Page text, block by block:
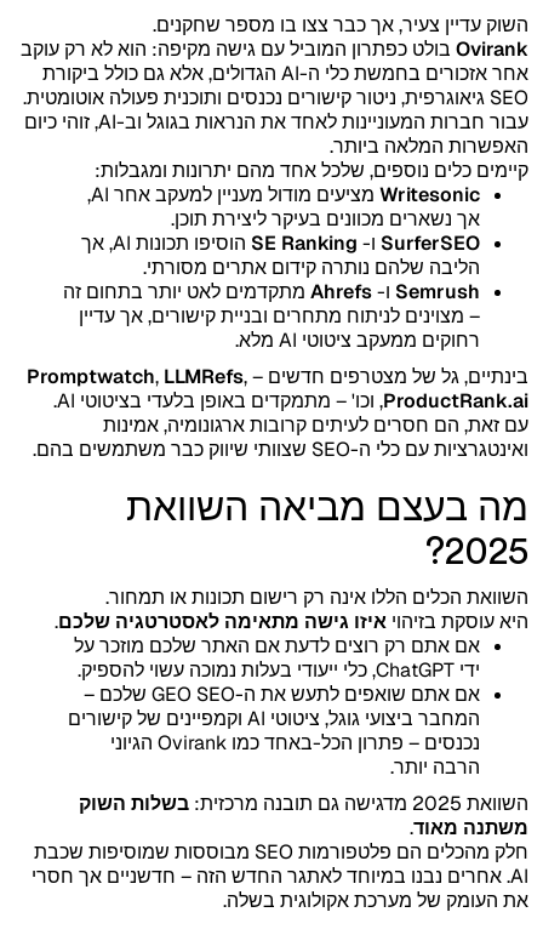
השוק עדיין צעיר, אך כבר צצו בו מספר שחקנים.
Ovirank בולט כפתרון המוביל עם גישה מקיפה: הוא לא רק עוקב
אחר אזכורים בחמשת כלי ה-AI הגדולים, אלא גם כולל ביקורת
SEO גיאוגרפית, ניטור קישורים נכנסים ותוכנית פעולה אוטומטית.
עבור חברות המעוניינות לאחד את הנראות בגוגל וב-AI, זוהי כיום
האפשרות המלאה ביותר.
קיימים כלים נוספים, שלכל אחד מהם יתרונות ומגבלות:
Writesonic
מציעים מודול מעניין למעקב אחר AI,
אך נשארים מכוונים בעיקר ליצירת תוכן.
SurferSEO ו- SE Ranking
הוסיפו תכונות AI, אך
הליבה שלהם נותרה קידום אתרים מסורתי.
Semrush ו-Ahrefs מתקדמים לאט יותר בתחום זה
– מצוינים לניתוח מתחרים ובניית קישורים, אך עדיין
רחוקים ממעקב ציטוטי AI מלא.
בינתיים, גל של מצטרפים חדשים –
Promptwatch, LLMRefs,
ProductRank.ai, וכו' – מתמקדים באופן בלעדי בציטוטי AI.
עם זאת, הם חסרים לעיתים קרובות ארגונומיה, אמינות
ואינטגרציות עם כלי ה-SEO שצוותי שיווק כבר משתמשים בהם.
מה בעצם מביאה השוואת
2025?
השוואת הכלים הללו אינה רק רישום תכונות או תמחור.
היא עוסקת בזיהוי איזו גישה מתאימה לאסטרטגיה שלכם.
אם אתם רק רוצים לדעת אם האתר שלכם מוזכר על
ידי ChatGPT, כלי ייעודי בעלות נמוכה עשוי להספיק.
אם אתם שואפים לתעש את ה-GEO SEO שלכם –
המחבר ביצועי גוגל, ציטוטי AI וקמפיינים של קישורים
נכנסים – פתרון הכל-באחד כמו Ovirank הגיוני
הרבה יותר.
השוואת 2025 מדגישה גם תובנה מרכזית:
בשלות השוק
משתנה מאוד.
חלק מהכלים הם פלטפורמות SEO מבוססות שמוסיפות שכבת
AI. אחרים נבנו במיוחד לאתגר החדש הזה – חדשניים אך חסרי
את העומק של מערכת אקולוגית בשלה.